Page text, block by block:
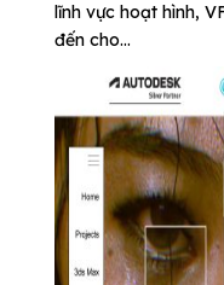
lĩnh vực hoạt hình,
đến cho...